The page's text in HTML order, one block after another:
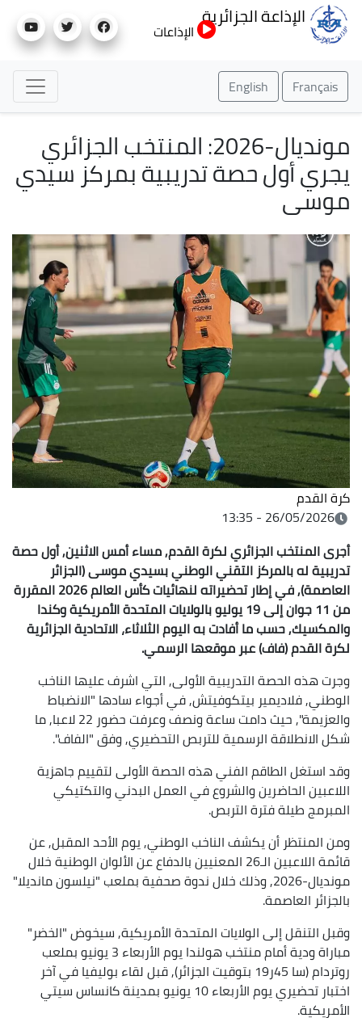
إلى
الإذاعة الجزائرية
الإذاعات
Français
English
مونديال-2026: المنتخب الجزائري
يجري أول حصة تدريبية بمركز سيدي
موسى
كرة القدم
26/05/2026 - 13:35
أجرى المنتخب الجزائري لكرة القدم, مساء أمس الاثنين, أول حصة
تدريبية له بالمركز التقني الوطني بسيدي موسى (الجزائر
العاصمة), في إطار تحضيراته لنهائيات كأس العالم 2026 المقررة
من 11 جوان إلى 19 يوليو بالولايات المتحدة الأمريكية وكندا
والمكسيك, حسب ما أفادت به اليوم الثلاثاء، الاتحادية الجزائرية
لكرة القدم (فاف) عبر موقعها الرسمي.
وجرت هذه الحصة التدريبية الأولى, التي اشرف عليها الناخب
الوطني, فلاديمير بيتكوفيتش, في أجواء سادها "الانضباط
والعزيمة", حيث دامت ساعة ونصف وعرفت حضور 22 لاعبا, ما
شكل الانطلاقة الرسمية للتربص التحضيري, وفق "الفاف".
وقد استغل الطاقم الفني هذه الحصة الأولى لتقييم جاهزية
اللاعبين الحاضرين والشروع في العمل البدني والتكتيكي
المبرمج طيلة فترة التربص.
ومن المنتظر أن يكشف الناخب الوطني, يوم الأحد المقبل, عن
قائمة اللاعبين الـ26 المعنيين بالدفاع عن الألوان الوطنية خلال
مونديال-2026, وذلك خلال ندوة صحفية بملعب "نيلسون مانديلا"
بالجزائر العاصمة.
وقبل التنقل إلى الولايات المتحدة الأمريكية, سيخوض "الخضر"
مباراة ودية أمام منتخب هولندا يوم الأربعاء 3 يونيو بملعب
روتردام (سا 45ر19 بتوقيت الجزائر), قبل لقاء بوليفيا في آخر
اختبار تحضيري يوم الأربعاء 10 يونيو بمدينة كانساس سيتي
الأمريكية.